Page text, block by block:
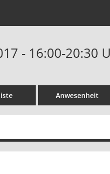
- 16:00-20:30
Anwesenheit